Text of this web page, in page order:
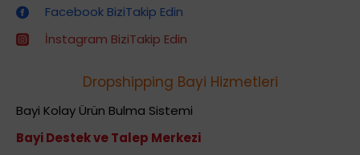
Facebook BiziTakip Edin
İnstagram BiziTakip Edin
Dropshipping Bayi Hizmetleri
Bayi Kolay Ürün Bulma Sistemi
Bayi Destek ve Talep Merkezi